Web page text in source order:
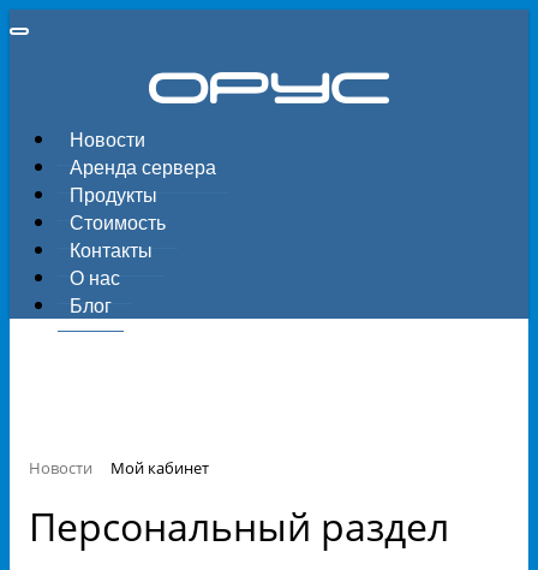
Новости
Аренда сервера
Продукты
Стоимость
Контакты
О нас
Блог
Новости Мой кабинет
Персональный раздел